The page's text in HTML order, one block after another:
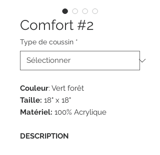
Comfort #2
Type de coussin *
Couleur: Vert forêt
Taille: 18" x 18"
Matériel: 100% Acrylique
DESCRIPTION